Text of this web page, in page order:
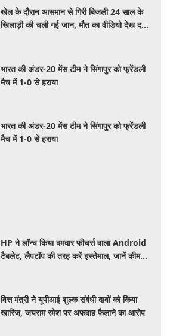
खेल के दौरान आसमान से गिरी बिजली 24 साल के
खिलाड़ी की चली गई जान, मौत का वीडियो देख दहल
भारत की अंडर-20 मेंस टीम ने सिंगापुर को फ्रेंडली
मैच में 1-0 से हराया
भारत की अंडर-20 मेंस टीम ने सिंगापुर को फ्रेंडली
मैच में 1-0 से हराया
HP ने लॉन्च किया दमदार फीचर्स वाला Android
टैबलेट, लैपटॉप की तरह करें इस्तेमाल, जानें कीमत,
वित्त मंत्री ने यूपीआई शुल्क संबंधी दावों को किया
खारिज, जयराम रमेश पर अफवाह फैलाने का आरोप